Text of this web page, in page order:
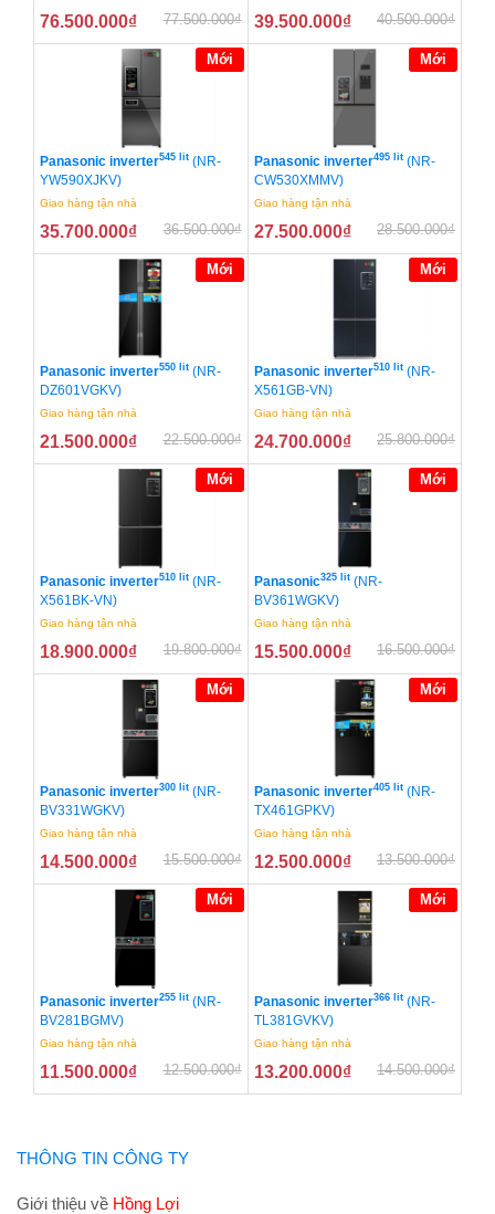
76.500.000₫ 77.500.000₫ 39.500.000₫ 40.500.000₫
Mới
Panasonic inverter545 lít (NR-
YW590XJKV)
Giao hàng tận nhà
35.700.000₫ 36.500.000₫
Mới
Panasonic inverter495 lít (NR-
CW530XMMV)
Giao hàng tận nhà
27.500.000₫ 28.500.000₫
Mới
Panasonic inverter550 lít (NR-
DZ601VGKV)
Giao hàng tận nhà
21.500.000₫ 22.500.000₫
Mới
Panasonic inverter510 lít (NR-
X561GB-VN)
Giao hàng tận nhà
24.700.000₫ 25.800.000₫
Mới
Panasonic inverter510 lít (NR-
X561BK-VN)
Giao hàng tận nhà
18.900.000₫ 19.800.000₫
Mới
Panasonic325 lít (NR-
BV361WGKV)
Giao hàng tận nhà
15.500.000₫ 16.500.000₫
Mới
Panasonic inverter300 lít (NR-
BV331WGKV)
Giao hàng tận nhà
14.500.000₫ 15.500.000₫
Mới
Panasonic inverter405 lít (NR-
TX461GPKV)
Giao hàng tận nhà
12.500.000₫ 13.500.000₫
Mới
Panasonic inverter255 lít (NR-
BV281BGMV)
Giao hàng tận nhà
11.500.000₫ 12.500.000₫
Mới
Panasonic inverter366 lít (NR-
TL381GVKV)
Giao hàng tận nhà
13.200.000₫ 14.500.000₫
THÔNG TIN CÔNG TY
Giới thiệu về Hồng Lợi